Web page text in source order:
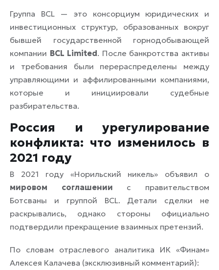
Группа BCL — это консорциум юридических и
инвестиционных структур, образованных вокруг
бывшей государственной горнодобывающей
компании BCL Limited. После банкротства активы
и требования были перераспределены между
управляющими и аффилированными компаниями,
которые и инициировали судебные
разбирательства.
Россия и урегулирование
конфликта: что изменилось в
2021 году
В 2021 году «Норильский никель» объявил о
мировом соглашении с правительством
Ботсваны и группой BCL. Детали сделки не
раскрывались, однако стороны официально
подтвердили прекращение взаимных претензий.
По словам отраслевого аналитика ИК «Финам»
Алексея Калачева (эксклюзивный комментарий):